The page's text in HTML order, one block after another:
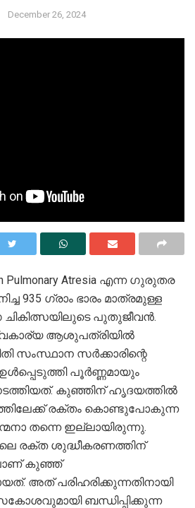
December 26, 2024
Pulmonary Atresia എന്ന ഗുരുതര
935 ഗ്രാം ഭാരം മാത്രമുള്ള
പുതുജീവന്‍.
ആശുപത്രിയിൽ
സംസ്ഥാന സര്‍ക്കാരിന്റെ
പൂര്‍ണ്ണമായും
കുഞ്ഞിന് ഹൃദയത്തില്‍
രക്തം കൊണ്ടുപോകുന്ന
തന്നെ ഇല്ലായിരുന്നു.
രക്ത ശുദ്ധീകരണത്തിന്
കുഞ്ഞ്
അത് പരിഹരിക്കുന്നതിനായി
ബന്ധിപ്പിക്കുന്ന